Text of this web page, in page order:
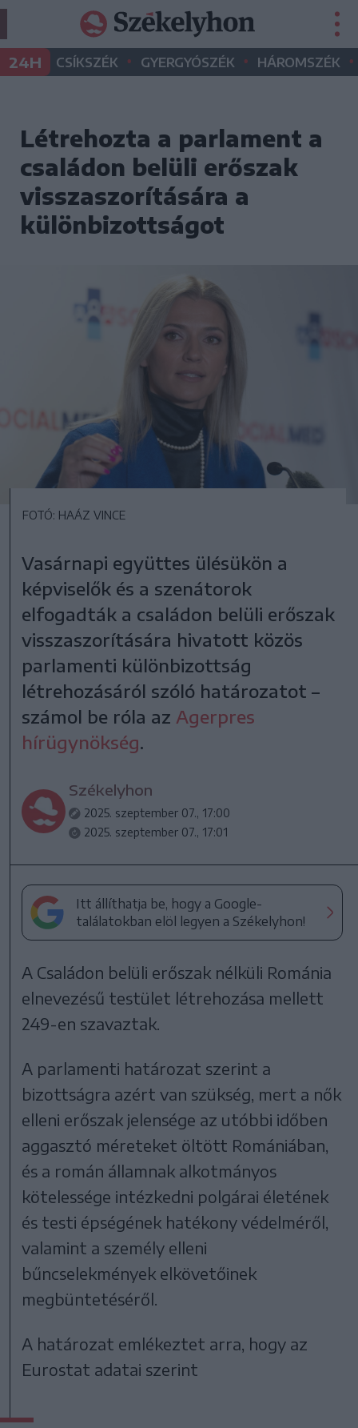
24H CSÍKSZÉK • GYERGYÓSZÉK • HÁROMSZÉK •
Létrehozta a parlament a
családon belüli erőszak
visszaszorítására a
különbizottságot
FOTÓ: HAÁZ VINCE
Vasárnapi együttes ülésükön a
képviselők és a szenátorok
elfogadták a családon belüli erőszak
visszaszorítására hivatott közös
parlamenti különbizottság
létrehozásáról szóló határozatot –
számol be róla az Agerpres
hírügynökség.
Székelyhon
2025. szeptember 07., 17:00
2025. szeptember 07., 17:01
Itt állíthatja be, hogy a Google-
találatokban elöl legyen a Székelyhon!
A Családon belüli erőszak nélküli Románia
elnevezésű testület létrehozása mellett
249-en szavaztak.
A parlamenti határozat szerint a
bizottságra azért van szükség, mert a nők
elleni erőszak jelensége az utóbbi időben
aggasztó méreteket öltött Romániában,
és a román államnak alkotmányos
kötelessége intézkedni polgárai életének
és testi épségének hatékony védelméről,
valamint a személy elleni
bűncselekmények elkövetőinek
megbüntetéséről.
A határozat emlékeztet arra, hogy az
Eurostat adatai szerint